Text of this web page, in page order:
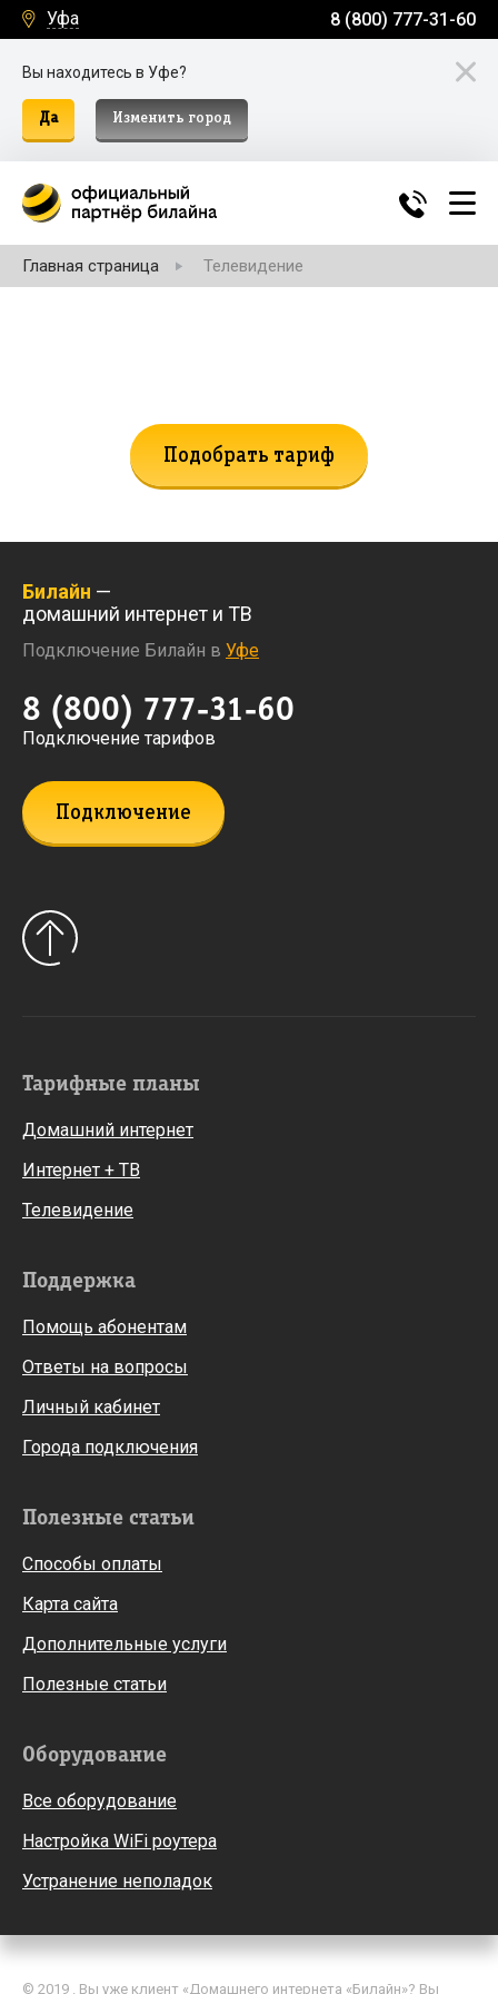
Уфа 8 (800) 777-31-60
Вы находитесь в Уфе?
Да Изменить город
Главная страница Телевидение
Подобрать тариф
Билайн —
домашний интернет и ТВ
Подключение Билайн в Уфе
8 (800) 777-31-60
Подключение тарифов
Подключение
Тарифные планы
Домашний интернет
Интернет + ТВ
Телевидение
Поддержка
Помощь абонентам
Ответы на вопросы
Личный кабинет
Города подключения
Полезные статьи
Способы оплаты
Карта сайта
Дополнительные услуги
Полезные статьи
Оборудование
Все оборудование
Настройка WiFi роутера
Устранение неполадок
© 2019 . Вы уже клиент «Домашнего интернета «Билайн»? Вы